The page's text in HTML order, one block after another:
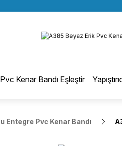
BÜTÜN
KREDİ KARTINA 6
Pvc Kenar Bandı Eşleştir
Entegre Pvc Kenar Bandı
Eğri Kenar Hotmelt Tutkalı